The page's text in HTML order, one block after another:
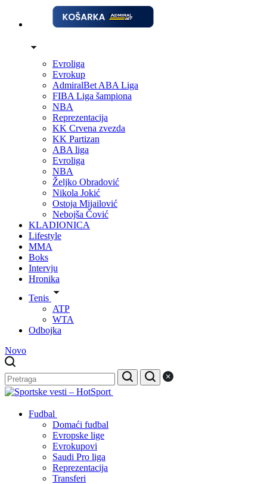
Evroliga
Evrokup
AdmiralBet ABA Liga
FIBA Liga šampiona
NBA
Reprezentacija
KK Crvena zvezda
KK Partizan
ABA liga
Evroliga
NBA
Željko Obradović
Nikola Jokić
Ostoja Mijailović
Nebojša Čović
KLADIONICA
Lifestyle
MMA
Boks
Intervju
Hronika
Tenis
ATP
WTA
Odbojka
Novo
Fudbal
Domaći fudbal
Evropske lige
Evrokupovi
Saudi Pro liga
Reprezentacija
Transferi